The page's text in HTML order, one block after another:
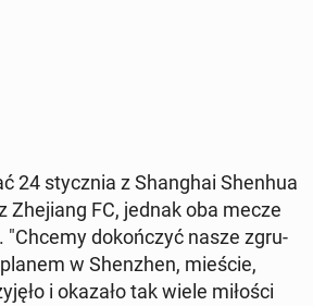
24 stycz­nia z Shan­ghai Shenhua
Zhe­jiang FC, jednak oba mecze
"Chcemy do­koń­czyć nasze zgru­
w Shen­zhen, mieście,
i okazało tak wiele miłości